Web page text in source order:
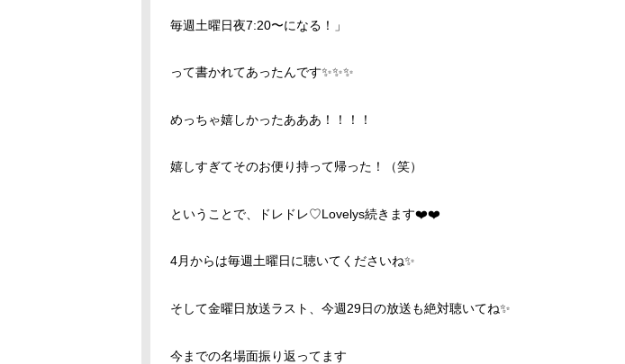
毎週土曜日夜7:20〜になる！」
って書かれてあったんです✨✨✨
めっちゃ嬉しかったあああ！！！！
嬉しすぎてそのお便り持って帰った！（笑）
ということで、ドレドレ♡Lovelys続きます❤️❤️
4月からは毎週土曜日に聴いてくださいね✨
そして金曜日放送ラスト、今週29日の放送も絶対聴いてね✨
今までの名場面振り返ってます